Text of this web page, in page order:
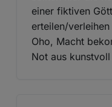
einer fiktiven
erteilen/
Oho, Macht
Not aus